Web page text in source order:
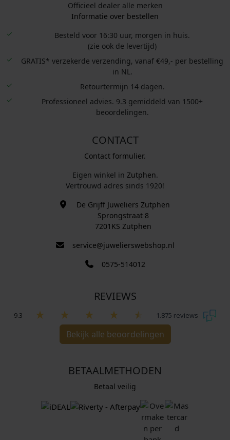
Officieel dealer alle merken
Informatie over bestellen
Besteld voor 16:30 uur, morgen in huis.
(zie ook de levertijd)
GRATIS* verzekerde verzending, vanaf €49,- per bestelling
in NL.
Retourtermijn 14 dagen.
Professioneel advies. 9.3 gemiddeld van 1500+
beoordelingen.
CONTACT
Contact formulier.
Eigen winkel in Zutphen.
Vertrouwd adres sinds 1920!
De Grijff Juweliers Zutphen
Sprongstraat 8
7201KS Zutphen
service@juwelierswebshop.nl
0575-514012
REVIEWS
9.3 1.875 reviews
Bekijk alle beoordelingen
BETAALMETHODEN
Betaal veilig